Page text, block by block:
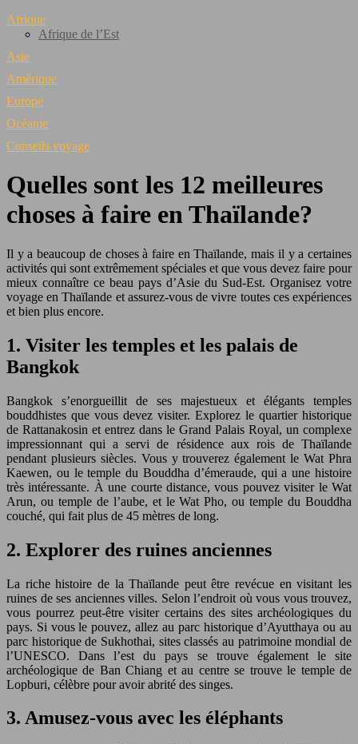
Afrique
Afrique de l’Est
Asie
Amérique
Europe
Océanie
Conseils voyage
Quelles sont les 12 meilleures
choses à faire en Thaïlande?
Il y a beaucoup de choses à faire en Thaïlande, mais il y a certaines
activités qui sont extrêmement spéciales et que vous devez faire pour
mieux connaître ce beau pays d’Asie du Sud-Est. Organisez votre
voyage en Thaïlande et assurez-vous de vivre toutes ces expériences
et bien plus encore.
1. Visiter les temples et les palais de
Bangkok
Bangkok s’enorgueillit de ses majestueux et élégants temples
bouddhistes que vous devez visiter. Explorez le quartier historique
de Rattanakosin et entrez dans le Grand Palais Royal, un complexe
impressionnant qui a servi de résidence aux rois de Thaïlande
pendant plusieurs siècles. Vous y trouverez également le Wat Phra
Kaewen, ou le temple du Bouddha d’émeraude, qui a une histoire
très intéressante. À une courte distance, vous pouvez visiter le Wat
Arun, ou temple de l’aube, et le Wat Pho, ou temple du Bouddha
couché, qui fait plus de 45 mètres de long.
2. Explorer des ruines anciennes
La riche histoire de la Thaïlande peut être revécue en visitant les
ruines de ses anciennes villes. Selon l’endroit où vous vous trouvez,
vous pourrez peut-être visiter certains des sites archéologiques du
pays. Si vous le pouvez, allez au parc historique d’Ayutthaya ou au
parc historique de Sukhothai, sites classés au patrimoine mondial de
l’UNESCO. Dans l’est du pays se trouve également le site
archéologique de Ban Chiang et au centre se trouve le temple de
Lopburi, célèbre pour avoir abrité des singes.
3. Amusez-vous avec les éléphants